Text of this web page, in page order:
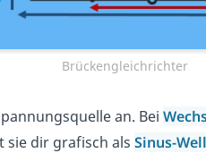
Brückengleichrichter
an. Bei
sie dir grafisch als Sinus-